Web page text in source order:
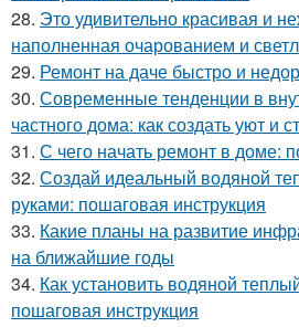
28. Это удивительно красивая и
наполненная очарованием и
29. Ремонт на даче быстро и
30. Современные тенденции в
частного дома: как создать уют и
31. С чего начать ремонт в доме:
32. Создай идеальный водяной
руками: пошаговая инструкция
33. Какие планы на развитие
на ближайшие годы
34. Как установить водяной
пошаговая инструкция